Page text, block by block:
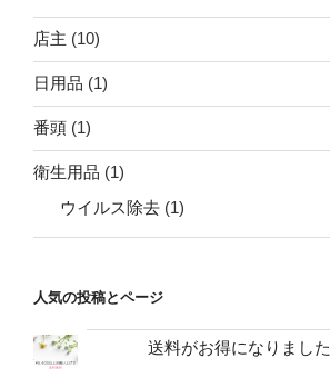
店主 (10)
日用品 (1)
番頭 (1)
衛生用品 (1)
ウイルス除去 (1)
人気の投稿とページ
送料がお得になりました